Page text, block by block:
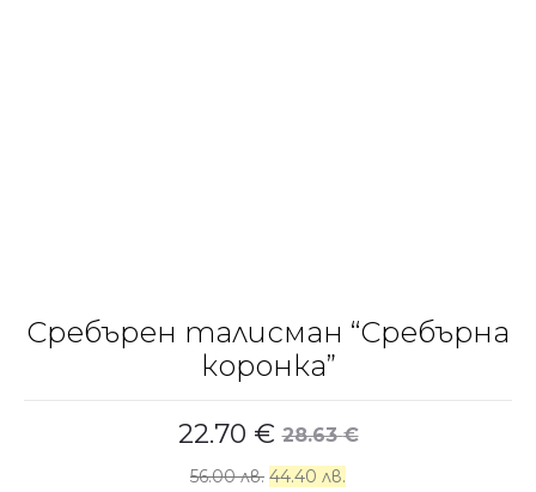
Сребърен талисман “Сребърна
коронка”
28.63€
22.70 €
56.00 лв. 44.40 лв.